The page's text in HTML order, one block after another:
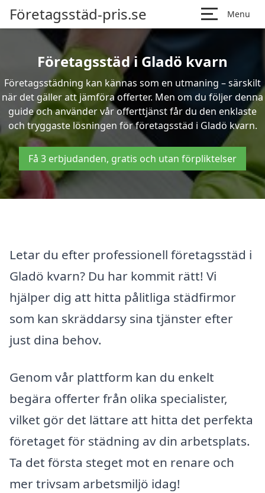
Företagsstäd-pris.se Menu
Företagsstäd i Gladö kvarn
Företagsstädning kan kännas som en utmaning – särskilt
när det gäller att jämföra offerter. Men om du följer denna
guide och använder vår offerttjänst får du den enklaste
och tryggaste lösningen för företagsstäd i Gladö kvarn.
Få 3 erbjudanden, gratis och utan förpliktelser
Letar du efter professionell företagsstäd i
Gladö kvarn? Du har kommit rätt! Vi
hjälper dig att hitta pålitliga städfirmor
som kan skräddarsy sina tjänster efter
just dina behov.
Genom vår plattform kan du enkelt
begära offerter från olika specialister,
vilket gör det lättare att hitta det perfekta
företaget för städning av din arbetsplats.
Ta det första steget mot en renare och
mer trivsam arbetsmiljö idag!